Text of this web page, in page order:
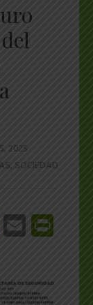
2025
, SOCIEDAD
LinkedIn
Email